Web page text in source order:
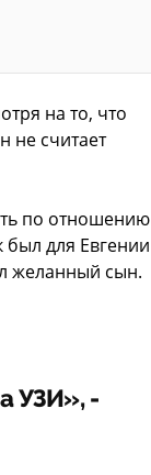
на то, что
не считает
по отношению
для Евгении
желанный сын.
УЗИ», -